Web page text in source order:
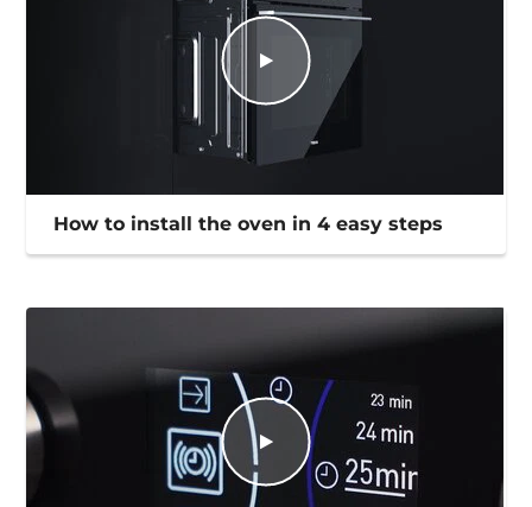
How to install the oven in 4 easy steps